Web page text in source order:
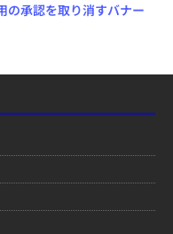
の承認を取り消すバナー